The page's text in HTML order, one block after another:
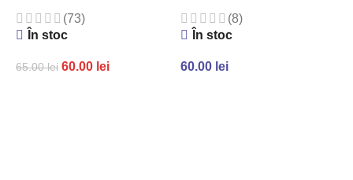
(73)
În stoc
65.00lei 60.00 lei
(8)
În stoc
60.00 lei